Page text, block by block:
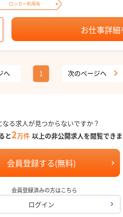
ロッカー利用有
お仕事詳細
へ 1 次のページへ
なる求人が見つからないですか？
と2万件 以上の非公開求人を閲覧でき
会員登録する(無料)
会員登録済みの方はこちら
ログイン